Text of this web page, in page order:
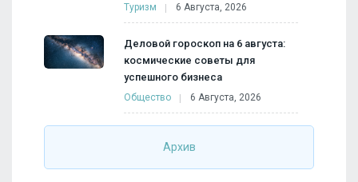
Туризм 6 Августа, 2026
Деловой гороскоп на 6 августа:
космические советы для
успешного бизнеса
Общество 6 Августа, 2026
Архив